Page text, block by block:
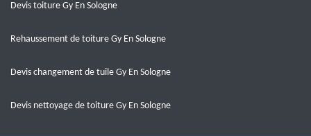
Devis toiture Gy En Sologne
Rehaussement de toiture Gy En Sologne
Devis changement de tuile Gy En Sologne
Devis nettoyage de toiture Gy En Sologne